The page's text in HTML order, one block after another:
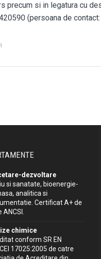
precum si in legatura cu
(persoana de contact:
dezvoltare
si sanatate, bioenergie-
analitica si
Certificat A+ de
chimice
conform SR EN
17025:2005 de catre